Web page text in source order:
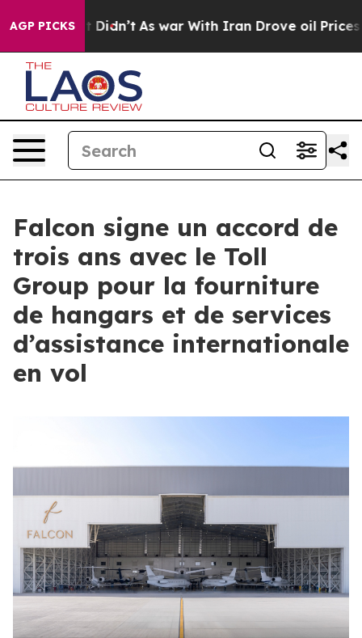
AGP PICKS
Well, it Didn’t As war With Iran Drove oil Prices
Falcon signe un accord de
trois ans avec le Toll
Group pour la fourniture
de hangars et de services
d’assistance internationale
en vol